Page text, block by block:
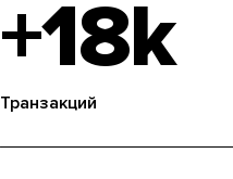
+18k
Транзакций